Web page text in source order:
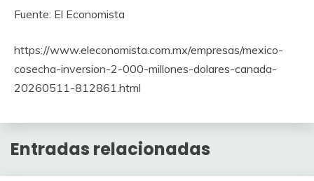
Fuente: El Economista
https://www.eleconomista.com.mx/empresas/mexico-
cosecha-inversion-2-000-millones-dolares-canada-
20260511-812861.html
Entradas relacionadas